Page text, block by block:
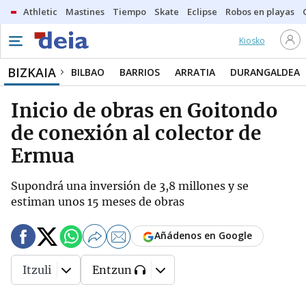
Athletic Mastines Tiempo Skate Eclipse Robos en playas
Kiosko
BIZKAIA BILBAO BARRIOS ARRATIA DURANGALDEA
Inicio de obras en Goitondo
de conexión al colector de
Ermua
Supondrá una inversión de 3,8 millones y se
estiman unos 15 meses de obras
Añádenos en Google
Itzuli Entzun